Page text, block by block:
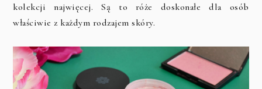
kolekcji najwięcej. Są to róże doskonałe dla osób
właściwie z każdym rodzajem skóry.